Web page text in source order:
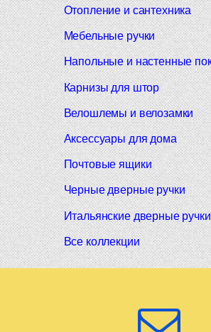
Отопление и сантехника
Мебельные ручки
Напольные и настенные
Карнизы для штор
Велошлемы и велозамки
Аксессуары для дома
Почтовые ящики
Черные дверные ручки
Итальянские дверные ручки
Все коллекции